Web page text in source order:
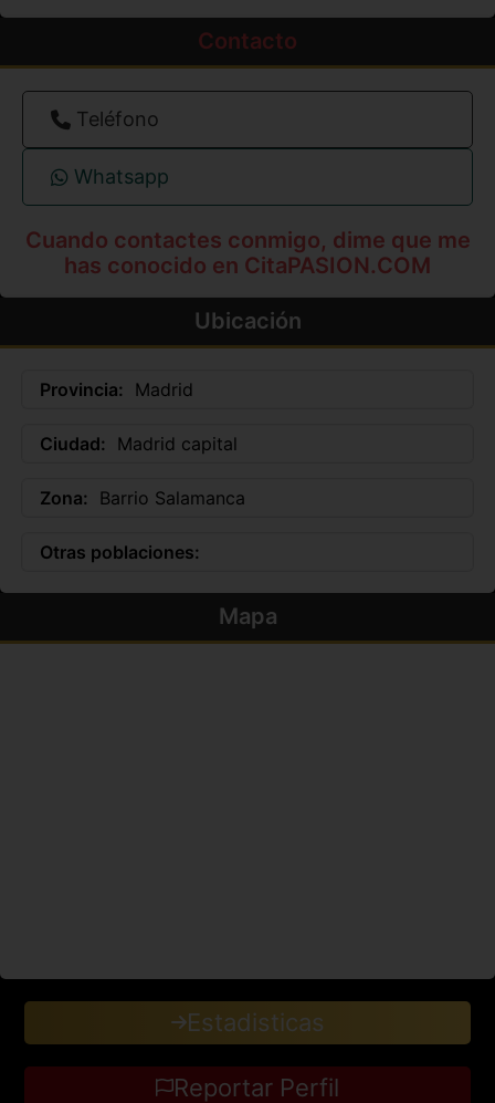
Contacto
Teléfono
Whatsapp
Cuando contactes conmigo, dime que me
has conocido en CitaPASION.COM
Ubicación
Provincia: Madrid
Ciudad: Madrid capital
Zona: Barrio Salamanca
Otras poblaciones:
Mapa
Estadisticas
Reportar Perfil